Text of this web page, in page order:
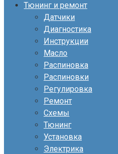
Тюнинг и ремонт
Датчики
Диагностика
Инструкции
Масло
Распиновка
Распиновки
Регулировка
Ремонт
Схемы
Тюнинг
Установка
Электрика